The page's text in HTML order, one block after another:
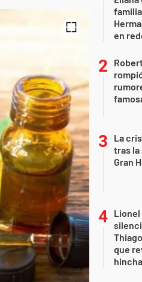
en
La
tras la
Gran
Lionel
que